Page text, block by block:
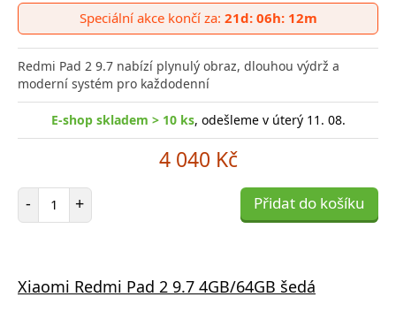
do
Speciální akce končí za: 21d: 06h: 12m
Redmi Pad 2 9.7 nabízí plynulý obraz, dlouhou výdrž a
moderní systém pro každodenní
E-shop skladem > 10 ks, odešleme v úterý 11. 08.
4 040 Kč
- Počet položek
+ Přidat do košíku
Xiaomi Redmi Pad 2 9.7 4GB/64GB šedá